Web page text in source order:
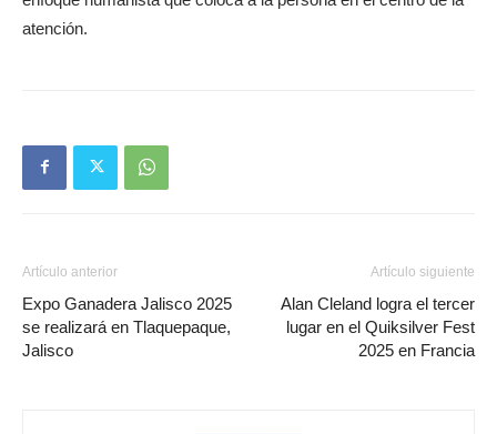
atención.
Artículo anterior
Expo Ganadera Jalisco 2025
se realizará en Tlaquepaque,
Jalisco
Artículo siguiente
Alan Cleland logra el tercer
lugar en el Quiksilver Fest
2025 en Francia